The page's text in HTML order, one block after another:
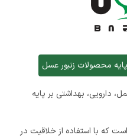
محصولات زنبور عسل
دارویی، بهداشتی بر پایه
که با استفاده از خلاقیت در